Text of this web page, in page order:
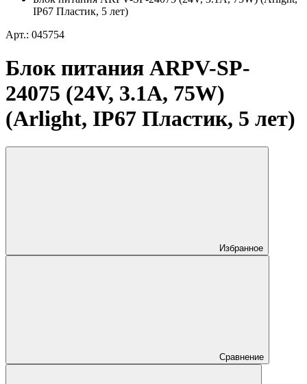
IP67 Пластик, 5 лет)
Арт.: 045754
Блок питания ARPV-SP-
24075 (24V, 3.1A, 75W)
(Arlight, IP67 Пластик, 5 лет)
Избранное
Сравнение